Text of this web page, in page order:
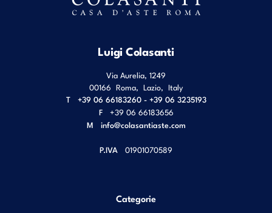
Luigi Colasanti
Via Aurelia, 1249
00166 Roma Lazio Italy
T
+39 06 66183260 - +39 06 3235193
F
+39 06 66183656
M info@colasantiaste.com
P.IVA 01901070589
Categorie